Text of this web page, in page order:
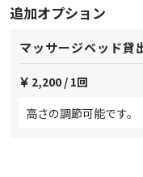
追加オプション
マッサージベッド貸
2,200 / 1回
高さの調節可能です。